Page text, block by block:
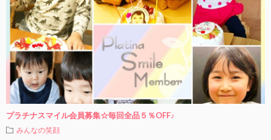
プラチナスマイル会員募集☆毎回全品５％OFF♪
みんなの笑顔